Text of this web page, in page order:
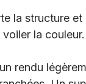
la structure et
la couleur.
rendu